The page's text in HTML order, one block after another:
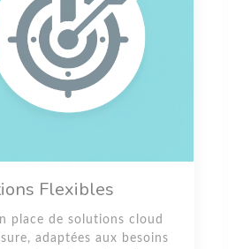
Flexibles
place de solutions cloud
adaptées aux besoins